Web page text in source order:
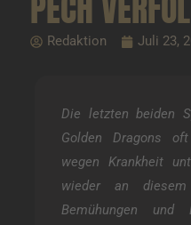
Redaktion Juli 23,
Die letzten beiden
Golden Dragons
wegen Krankheit
wieder an
Bemühungen und